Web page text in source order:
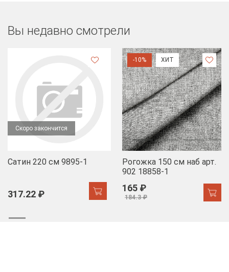
Вы недавно смотрели
Скоро закончится
Сатин 220 см 9895-1
317.22 ₽
-10% ХИТ
Рогожка 150 см наб арт.
902 18858-1
165 ₽
184.3 ₽